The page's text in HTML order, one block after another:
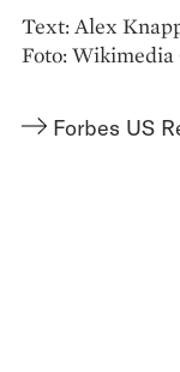
Text: Alex
Foto: Wikimedia
Forbes US